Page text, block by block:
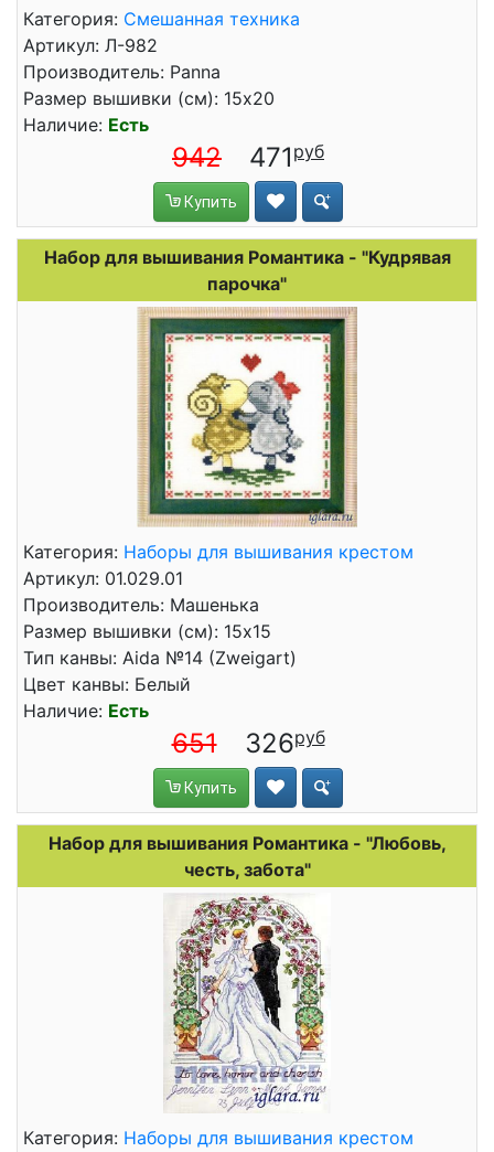
Категория: Смешанная техника
Артикул: Л-982
Производитель: Panna
Размер вышивки (см): 15x20
Наличие: Есть
942 471
Купить
Набор для вышивания Романтика - "Кудрявая
парочка"
Категория: Наборы для вышивания крестом
Артикул: 01.029.01
Производитель: Машенька
Размер вышивки (см): 15x15
Тип канвы: Aida №14 (Zweigart)
Цвет канвы: Белый
Наличие: Есть
651 326
Купить
Набор для вышивания Романтика - "Любовь,
честь, забота"
Категория: Наборы для вышивания крестом